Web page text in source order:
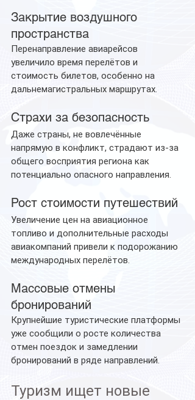
Закрытие воздушного
пространства
Перенаправление авиарейсов
увеличило время перелётов и
стоимость билетов, особенно на
дальнемагистральных маршрутах.
Страхи за безопасность
Даже страны, не вовлечённые
напрямую в конфликт, страдают из-за
общего восприятия региона как
потенциально опасного направления.
Рост стоимости путешествий
Увеличение цен на авиационное
топливо и дополнительные расходы
авиакомпаний привели к подорожанию
международных перелётов.
Массовые отмены
бронирований
Крупнейшие туристические платформы
уже сообщили о росте количества
отмен поездок и замедлении
бронирований в ряде направлений.
Туризм ищет новые